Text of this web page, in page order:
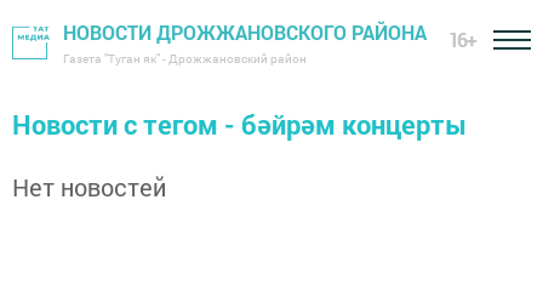
НОВОСТИ ДРОЖЖАНОВСКОГО РАЙОНА
Газета "Туган як" - Дрожжановский район
16+
Новости с тегом - бәйрәм концерты
Нет новостей